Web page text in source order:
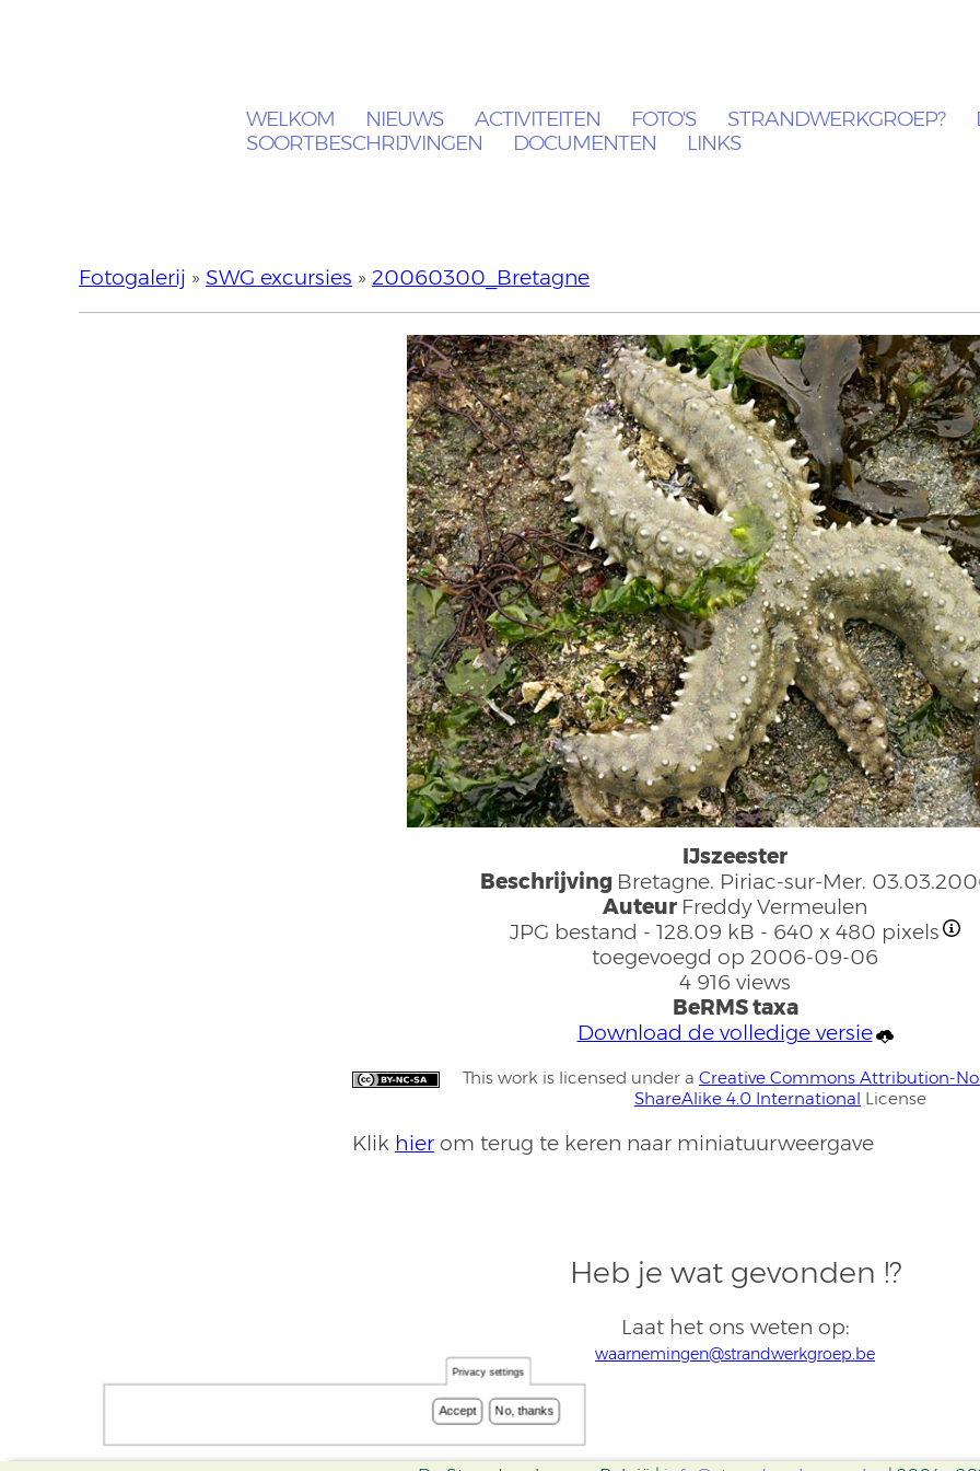
WELKOM NIEUWS ACTIVITEITEN FOTO'S STRANDWERKGROEP?
SOORTBESCHRIJVINGEN
DOCUMENTEN LINKS
Fotogalerij » SWG excursies » 20060300_Bretagne
IJszeester
Beschrijving Bretagne. Piriac-sur-Mer.
Auteur Freddy Vermeulen
JPG bestand - 128.09 kB - 640 x 480 pixels
toegevoegd op 2006-09-06
4 916 views
BeRMS taxa
Download de volledige versie
This work is licensed under a Creative Commons Attribution-
ShareAlike 4.0 International License
Klik hier om terug te keren naar miniatuurweergave
Heb je wat gevonden !?
Laat het ons weten op:
waarnemingen@strandwerkgroep.be
Privacy settings
Accept No, thanks